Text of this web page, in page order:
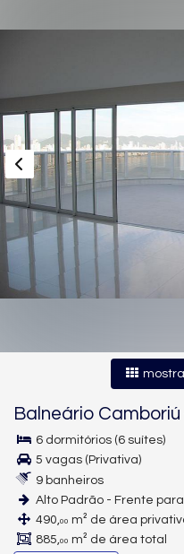
Balneário Camboriú
6 dormitórios (6 suítes)
5 vagas (Privativa)
9 banheiros
Alto Padrão - Frente
490,00 m² de área
885,00 m² de área total